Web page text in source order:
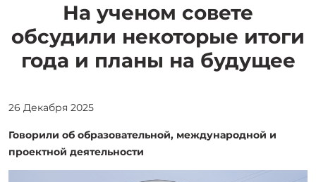
На ученом совете
обсудили некоторые итоги
года и планы на будущее
26 Декабря 2025
Говорили об образовательной, международной и
проектной деятельности